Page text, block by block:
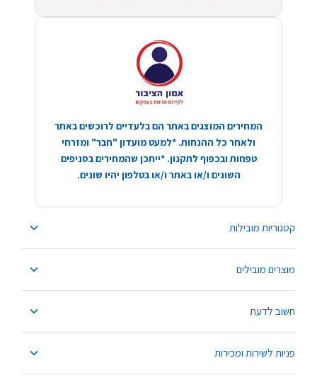
קטגוריות מובילות
מוצרים מובילים
חשוב לדעת
פניות לשירות ומכירות
המחירים המוצגים באתר הם בלעדיים לרוכשים באתר
ולאחר כל ההנחות. *למעט מועדון "חבר" ומזרחי
טפחות ובכפוף לתקנון. *ייתכן שהמחירים בסניפים
השונים ו/או באתר ו/או בטלפון יהיו שונים.